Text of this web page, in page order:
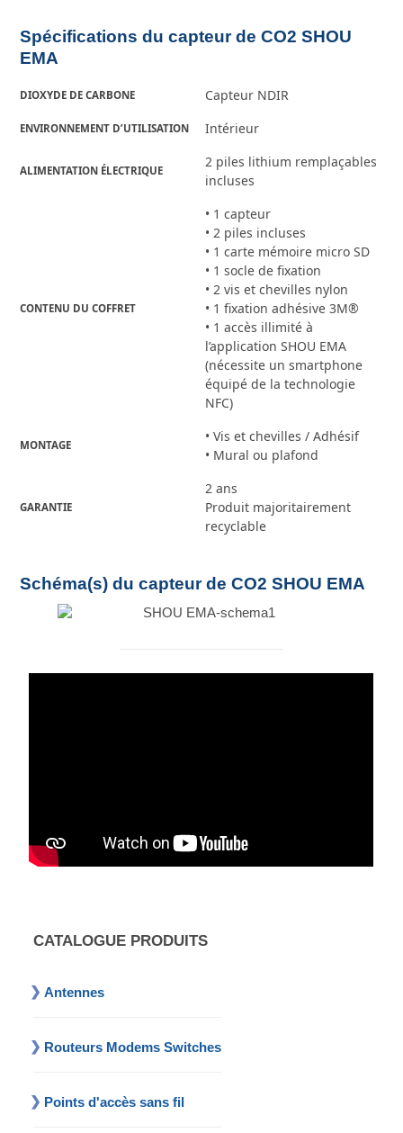
Spécifications du capteur de CO2 SHOU
EMA
DIOXYDE DE CARBONE Capteur NDIR
ENVIRONNEMENT D’UTILISATION Intérieur
ALIMENTATION ÉLECTRIQUE
2 piles lithium remplaçables
incluses
CONTENU DU COFFRET
• 1 capteur
• 2 piles incluses
• 1 carte mémoire micro SD
• 1 socle de fixation
• 2 vis et chevilles nylon
• 1 fixation adhésive 3M®
• 1 accès illimité à
l’application SHOU EMA
(nécessite un smartphone
équipé de la technologie
NFC)
MONTAGE
• Vis et chevilles / Adhésif
• Mural ou plafond
GARANTIE
2 ans
Produit majoritairement
recyclable
Schéma(s) du capteur de CO2 SHOU EMA
CATALOGUE PRODUITS
Antennes
Routeurs Modems Switches
Points d'accès sans fil